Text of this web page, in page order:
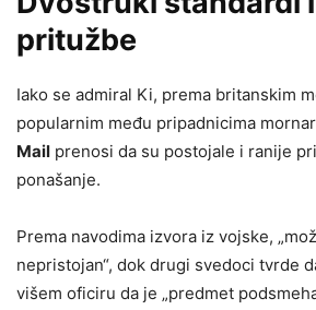
pritužbe
Iako se admiral Ki, prema britanskim
popularnim među pripadnicima
Mail prenosi da su postojale i ranije
ponašanje.
Prema navodima izvora iz vojske,
nepristojan“, dok drugi svedoci tvrde
višem oficiru da je „predmet